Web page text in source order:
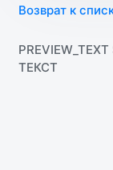
Возврат к
ТЕКСТ